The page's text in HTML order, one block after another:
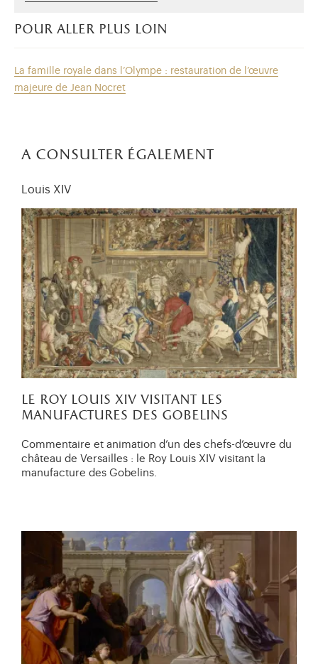
pour aller plus loin
La famille royale dans l’Olympe : restauration de l’œuvre
majeure de Jean Nocret
a consulter également
Louis XIV
le roy louis xiv visitant les
manufactures des gobelins
Commentaire et animation d’un des chefs-d’œuvre du
château de Versailles : le Roy Louis XIV visitant la
manufacture des Gobelins.